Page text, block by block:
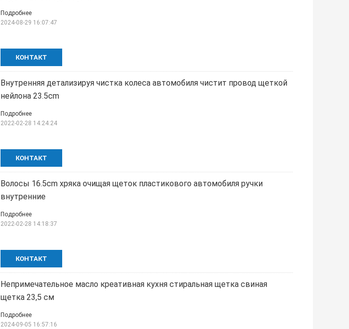
КОНТАКТ
Подробнее
2024-08-29 16:07:47
Внутренняя детализируя чистка колеса автомобиля чистит провод щеткой
нейлона 23.5cm
КОНТАКТ
Подробнее
2022-02-28 14:24:24
Волосы 16.5cm хряка очищая щеток пластикового автомобиля ручки
внутренние
КОНТАКТ
Подробнее
2022-02-28 14:18:37
Непримечательное масло креативная кухня стиральная щетка свиная
щетка 23,5 см
Подробнее
2024-09-05 16:57:16